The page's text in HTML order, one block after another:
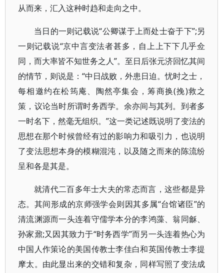
从而来，汇入这种时趋和走向之中。
当日的一则记载说“公卿谋于上而处士奋于下”;另
一则记载说“京中言变法者甚多，自上上下下几乎佥
同，而大率皆不知世务之人”。至日后张元济回忆其间
的情节，则说是：“中日战败，外患日迫。忧时之士，
每相邀约在松筠庵、陶然亭集会，筹商换(挽)救之
策，议论当时所谓时务西学。余亦间与其列。到者多
一时名下，然毫无组织。”这一类记述既说明了变法的
思想在那个时候曾经有过的影响力和吸引力，也说明
了变法思想本身的模糊混沌，以及随之而来的陈流纷
呈和各是其是。
就清代二百多年士大夫的常态而言，这些都是异
态。其间形成的京师强学会则因其多属“台馆诸臣”的
清流渊源而一头连着守儒学本分的李鸿藻、翁同龢、
孙家鼐;又因其致力于“时务西学”而另一头连着热心为
中国人作策论的美国传教士李佳白和英国传教士李提
摩太。由此显出来的交错和复杂，同样写照了变法成